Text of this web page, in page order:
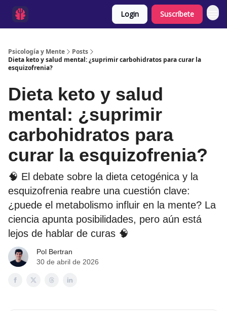
Login Suscríbete
Psicología y Mente
Posts
Dieta keto y salud mental: ¿suprimir carbohidratos para curar la
esquizofrenia?
Dieta keto y salud
mental: ¿suprimir
carbohidratos para
curar la esquizofrenia?
🧠 El debate sobre la dieta cetogénica y la
esquizofrenia reabre una cuestión clave:
¿puede el metabolismo influir en la mente? La
ciencia apunta posibilidades, pero aún está
lejos de hablar de curas 🧠
Pol Bertran
30 de abril de 2026